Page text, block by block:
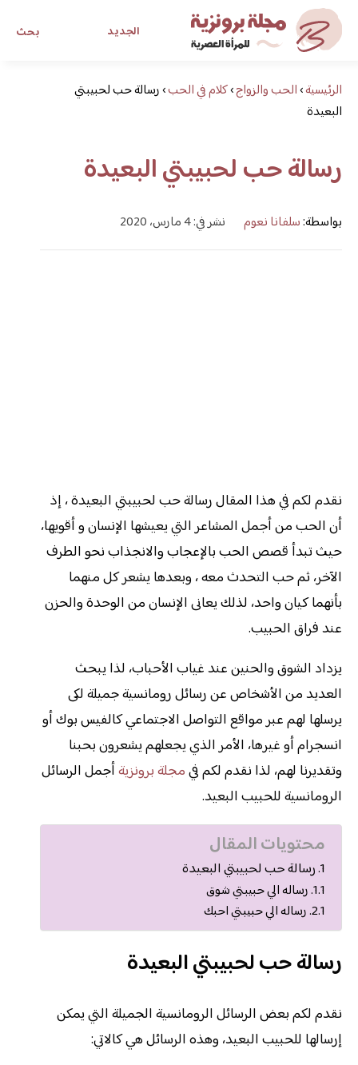
بحث الجديد
مجلة برونزية للفتاة العصريةالرئيسية›الحب والزواج›كلام في الحب›رسالة حب لحبيبتي
البعيدة
رسالة حب لحبيبتي البعيدة
بواسطة:سلفانا نعوم نشر في: 4 مارس، 2020
نقدم لكم في هذا المقال رسالة حب لحبيبتي البعيدة ، إذ
أن الحب من أجمل المشاعر التي يعيشها الإنسان و أقويها،
حيث تبدأ قصص الحب بالإعجاب والانجذاب نحو الطرف
الآخر، ثم حب التحدث معه ، وبعدها يشعر كل منهما
بأنهما كيان واحد، لذلك يعانى الإنسان من الوحدة والحزن
عند فراق الحبيب.
يزداد الشوق والحنين عند غياب الأحباب، لذا يبحث
العديد من الأشخاص عن رسائل رومانسية جميلة لكى
يرسلها لهم عبر مواقع التواصل الاجتماعي كالفيس بوك أو
انسجرام أو غيرها، الأمر الذي يجعلهم يشعرون بحبنا
وتقديرنا لهم، لذا نقدم لكم فيمجلة برونزيةأجمل الرسائل
الرومانسية للحبيب البعيد.
محتويات المقال
رسالة حب لحبيبتي البعيدة
رساله الي حبيبتي شوق
رساله الي حبيبتي احبك
رسالة حب لحبيبتي البعيدة
نقدم لكم بعض الرسائل الرومانسية الجميلة التي يمكن
إرسالها للحبيب البعيد، وهذه الرسائل هي كالاتي: